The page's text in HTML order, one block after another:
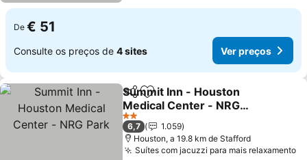
De € 51
Consulte os preços de 4 sites Ver preços
PartilharAdicionar aos favoritos
Summit Inn - Houston
Medical Center - NRG
Park
Ver preços
2 Estrelas
6,7
1.059
Houston, a 19.8 km de Stafford
Suítes com jacuzzi para mais relaxamento